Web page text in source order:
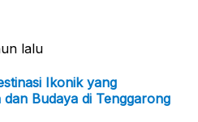
lalu
Ikonik yang
Budaya di Tenggarong